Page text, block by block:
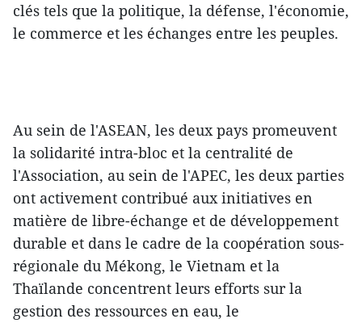
clés tels que la politique, la défense, l'économie,
le commerce et les échanges entre les peuples.
Au sein de l'ASEAN, les deux pays promeuvent
la solidarité intra-bloc et la centralité de
l'Association, au sein de l'APEC, les deux parties
ont activement contribué aux initiatives en
matière de libre-échange et de développement
durable et dans le cadre de la coopération sous-
régionale du Mékong, le Vietnam et la
Thaïlande concentrent leurs efforts sur la
gestion des ressources en eau, le